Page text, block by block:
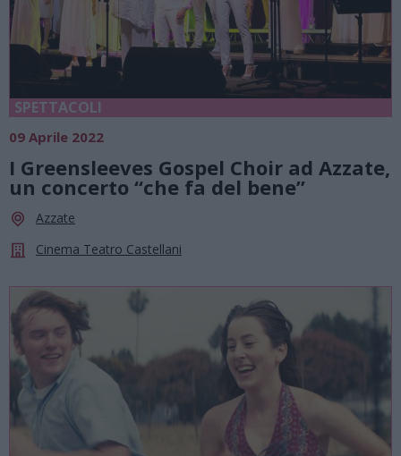
SPETTACOLI
09 Aprile 2022
I Greensleeves Gospel Choir ad Azzate,
un concerto “che fa del bene”
Azzate
Cinema Teatro Castellani